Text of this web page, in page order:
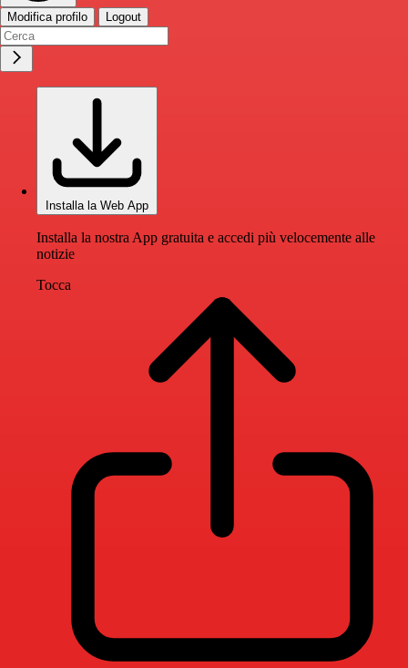
Modifica profilo Logout
Installa la Web App
Installa la nostra App gratuita e accedi più velocemente alle
notizie
Tocca